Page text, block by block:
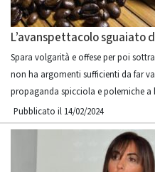
L’avanspettacolo sguaiato
Spara volgarità e offese per poi
non ha argomenti sufficienti da far
propaganda spicciola e polemiche
Pubblicato il 14/02/2024